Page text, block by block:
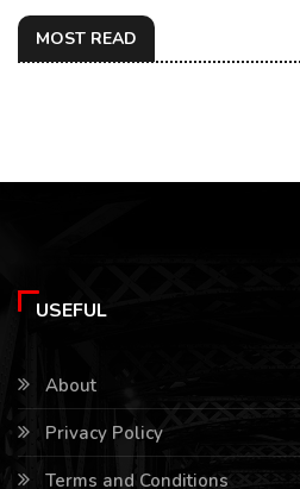
MOST READ
USEFUL
About
Privacy Policy
Terms and Conditions